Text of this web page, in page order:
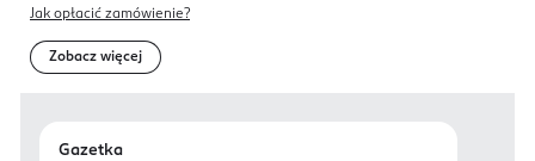
Jak opłacić zamówienie?
Zobacz więcej
Gazetka